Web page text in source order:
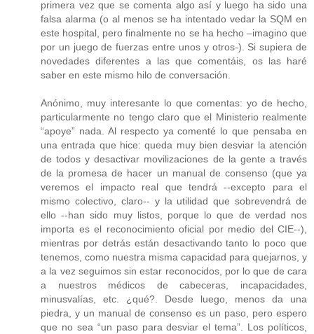
primera vez que se comenta algo así y luego ha sido una
falsa alarma (o al menos se ha intentado vedar la SQM en
este hospital, pero finalmente no se ha hecho –imagino que
por un juego de fuerzas entre unos y otros-). Si supiera de
novedades diferentes a las que comentáis, os las haré
saber en este mismo hilo de conversación.
Anónimo, muy interesante lo que comentas: yo de hecho,
particularmente no tengo claro que el Ministerio realmente
“apoye” nada. Al respecto ya comenté lo que pensaba en
una entrada que hice: queda muy bien desviar la atención
de todos y desactivar movilizaciones de la gente a través
de la promesa de hacer un manual de consenso (que ya
veremos el impacto real que tendrá --excepto para el
mismo colectivo, claro-- y la utilidad que sobrevendrá de
ello --han sido muy listos, porque lo que de verdad nos
importa es el reconocimiento oficial por medio del CIE--),
mientras por detrás están desactivando tanto lo poco que
tenemos, como nuestra misma capacidad para quejarnos, y
a la vez seguimos sin estar reconocidos, por lo que de cara
a nuestros médicos de cabeceras, incapacidades,
minusvalías, etc. ¿qué?. Desde luego, menos da una
piedra, y un manual de consenso es un paso, pero espero
que no sea “un paso para desviar el tema”. Los políticos,